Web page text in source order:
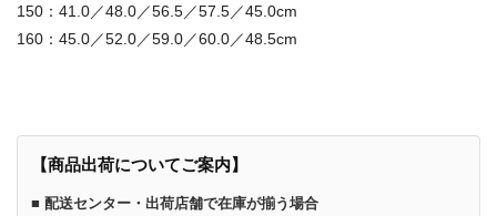
150：41.0／48.0／56.5／57.5／45.0cm
160：45.0／52.0／59.0／60.0／48.5cm
【商品出荷についてご案内】
■ 配送センター・出荷店舗で在庫が揃う場合